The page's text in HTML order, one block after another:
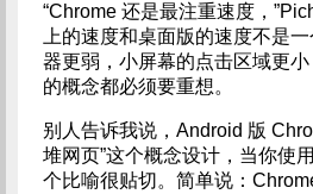
“Chrome 还是最注重速度，
上的速度和桌面版的速度不是
器更弱，小屏幕的点击区域更
的概念都必须要重想。
别人告诉我说，Android 版
堆网页”这个概念设计，当你使
个比喻很贴切。简单说：